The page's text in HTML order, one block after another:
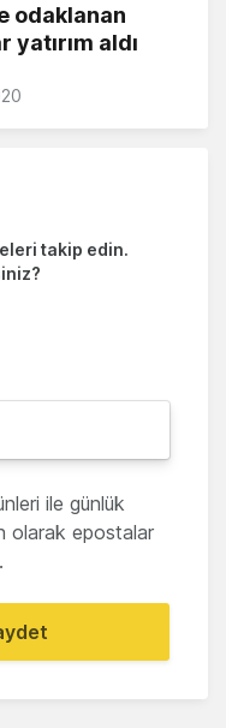
odaklanan
aldı
takip edin.
ile günlük
olarak epostalar